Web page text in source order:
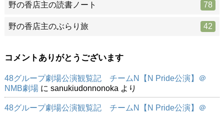
野の香店主の読書ノート 78
野の香店主のぶらり旅 42
コメントありがとうございます
48グループ劇場公演観覧記 チームN【N Pride公演】＠
NMB劇場に sanukiudonnonoka より
48グループ劇場公演観覧記 チームN【N Pride公演】＠